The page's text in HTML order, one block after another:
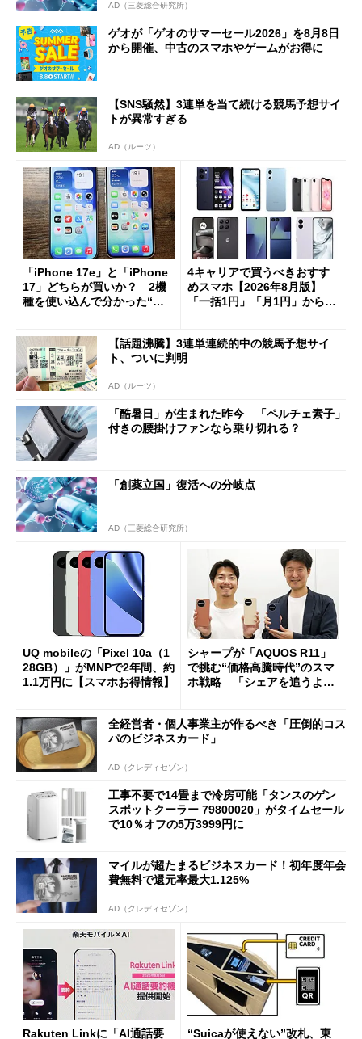
AD（三菱総合研究所）
ゲオが「ゲオのサマーセール2026」を8月8日
から開催、中古のスマホやゲームがお得に
【SNS騒然】3連単を当て続ける競馬予想サイ
トが異常すぎる
AD（ルーツ）
「iPhone 17e」と「iPhone
17」どちらが買いか？ 2機
種を使い込んで分かった“ス
4キャリアで買うべきおすす
めスマホ【2026年8月版】
「一括1円」「月1円」からお
【話題沸騰】3連単連続的中の競馬予想サイ
ト、ついに判明
AD（ルーツ）
「酷暑日」が生まれた昨今 「ペルチェ素子」
付きの腰掛けファンなら乗り切れる？
「創薬立国」復活への分岐点
AD（三菱総合研究所）
UQ mobileの「Pixel 10a（1
28GB）」がMNPで2年間、約
1.1万円に【スマホお得情報】
シャープが「AQUOS R11」
で挑む“価格高騰時代”のスマ
ホ戦略 「シェアを追うより
全経営者・個人事業主が作るべき「圧倒的コス
パのビジネスカード」
AD（クレディセゾン）
工事不要で14畳まで冷房可能「タンスのゲン
スポットクーラー 79800020」がタイムセール
で10％オフの5万3999円に
マイルが超たまるビジネスカード！初年度年会
費無料で還元率最大1.125%
AD（クレディセゾン）
Rakuten Linkに「AI通話要 “Suicaが使えない”改札、東